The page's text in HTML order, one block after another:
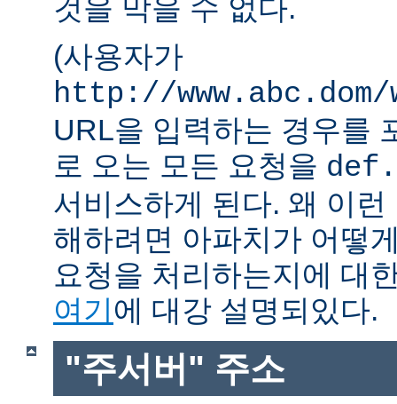
것을 막을 수 없다.
(사용자가
http://www.abc.dom/
URL을 입력하는 경우를
로 오는 모든 요청을
서비스하게 된다. 왜 이
해하려면 아파치가 어떻
요청을 처리하는지에 대
여기에 대강 설명되있다.
"주서버" 주소